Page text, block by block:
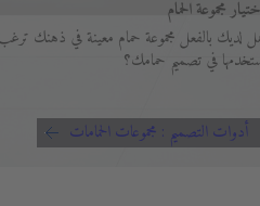
مجموعة الحمام
لديك بالفعل مجموعة حمام معينة في ذهنك
في تصميم حمامك؟
أدوات التصميم : مجموعات الحمامات